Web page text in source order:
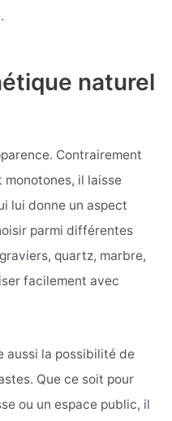
naturel
Contrairement
il laisse
lui donne un aspect
parmi différentes
quartz, marbre,
facilement avec
aussi la possibilité de
Que ce soit pour
ou un espace public, il